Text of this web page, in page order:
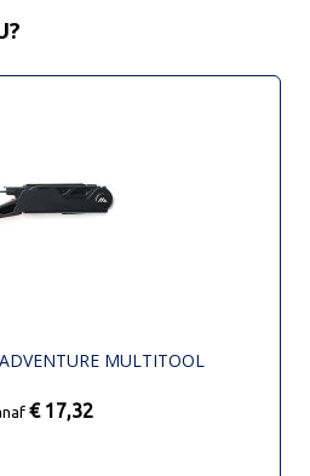
MULTITOOL
€ 17,32